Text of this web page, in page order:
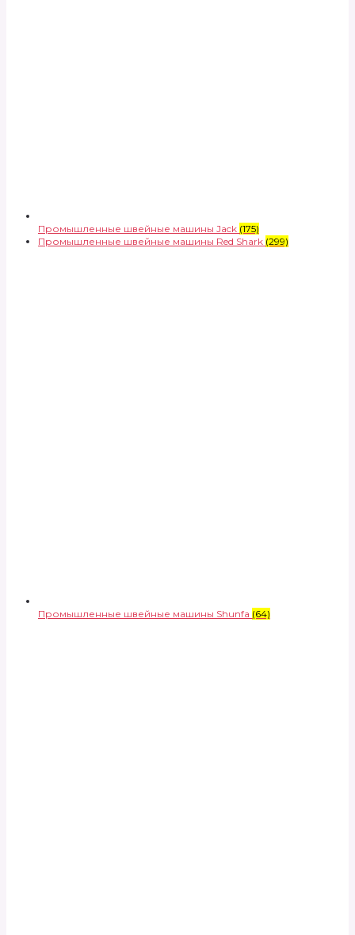
Промышленные швейные машины Jack (175)
Промышленные швейные машины Red Shark (299)
Промышленные швейные машины Shunfa (64)